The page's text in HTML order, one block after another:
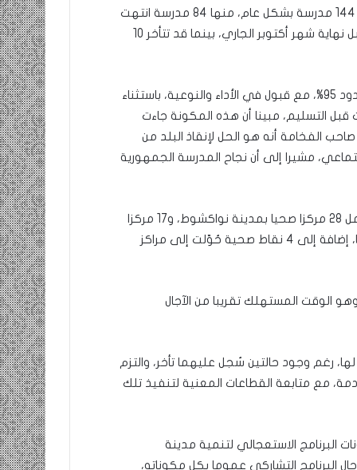
لافتا إلى أنه خلال الأشهر الماضية كانت الأعمال تجري في 144 مدرسة بشكل عام، منها 84 مدرسة انتهت
الأشغال فيها، و50 مدرسة من العدد المتبقي ستنتهي قبل نهاية شهر أكتوبر الجاري، بينما قد تتأخر 10
وأضاف أن نسبة تقدم الأشغال في مكونة التعليم في حدود 95%، مع قبول في الأداء والنوعية، باستثناء
التسليم، مبينا أن هذه المكونة جاءت
الفخامة أنه هو الحل لإنقاذ البلد من
مشيرا إلى أن نجاح المدرسة الجمهورية
وفيما يخص مكونة الصحة، قال معالي الوزير الأول إنها تشمل 28 مركزا صحيا بمدينة نواكشوط، و17 مركزا
منها جديدة و7 مراكز صحية تتم إعادة ترميمها وتوسعتها، إضافة إلى 4 نقاط صحية حُوّلت إلى مراكز
أن معدل تقدم هذه المشاريع وصل حدود 60%، وهو الوقت المستهلك تقريبا من الآجال
رغم وجود حالتين سُجل عليهما تأخر، والتزم
مع متابعة القطاعات المعنية لتنفيذ تلك
البرنامج الاستعجالي لتنمية مدينة
البرنامج التشاركي عموما بكل مكوناته،